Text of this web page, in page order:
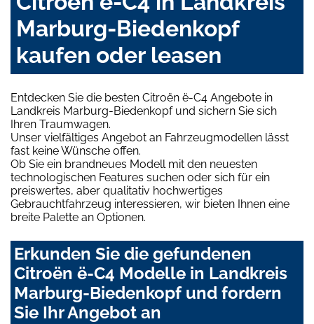
Marburg-Biedenkopf
kaufen oder leasen
Entdecken Sie die besten Citroën ë-C4 Angebote in
Landkreis Marburg-Biedenkopf und sichern Sie sich
Ihren Traumwagen.
Unser vielfältiges Angebot an Fahrzeugmodellen lässt
fast keine Wünsche offen.
Ob Sie ein brandneues Modell mit den neuesten
technologischen Features suchen oder sich für ein
preiswertes, aber qualitativ hochwertiges
Gebrauchtfahrzeug interessieren, wir bieten Ihnen eine
breite Palette an Optionen.
Erkunden Sie die gefundenen
Citroën ë-C4 Modelle in Landkreis
Marburg-Biedenkopf und fordern
Sie Ihr Angebot an